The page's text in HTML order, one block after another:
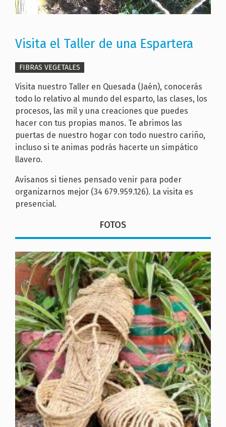
Visita el Taller de una Espartera
FIBRAS VEGETALES
Visita nuestro Taller en Quesada (Jaén), conocerás
todo lo relativo al mundo del esparto, las clases, los
procesos, las mil y una creaciones que puedes
hacer con tus propias manos. Te abrimos las
puertas de nuestro hogar con todo nuestro cariño,
incluso si te animas podrás hacerte un simpático
llavero.
Avísanos si tienes pensado venir para poder
organizarnos mejor (34 679.959.126). La visita es
presencial.
FOTOS